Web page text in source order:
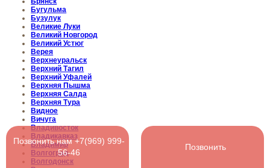
Позвонить нам +7(969) 999-
56-46
Позвонить
Бугульма
Бузулук
Великие Луки
Великий Новгород
Великий Устюг
Верея
Верхнеуральск
Верхний Тагил
Верхний Уфалей
Верхняя Пышма
Верхняя Салда
Верхняя Тура
Видное
Вичуга
Владивосток
Владикавказ
Владимир
Волгоград
Волгодонск